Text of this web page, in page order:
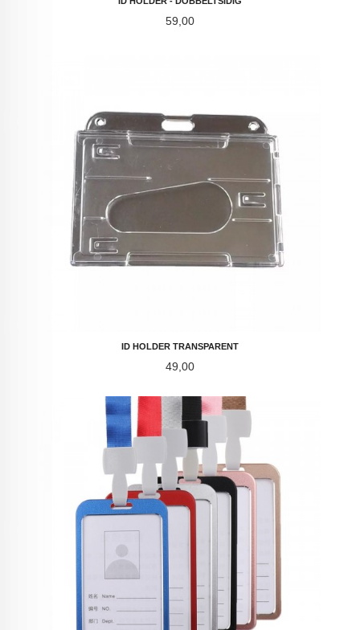
Pris
59,00
ID HOLDER TRANSPARENT
Pris
49,00